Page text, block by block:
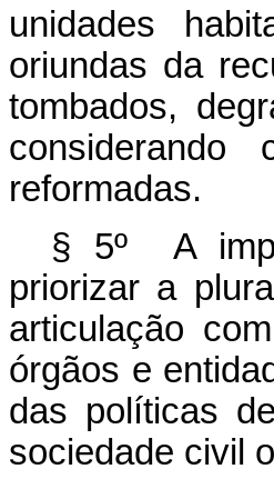
unidades
oriundas da
tombados,
reformadas.
§ 5º A
priorizar a
articulação
órgãos e
das políticas
sociedade civil